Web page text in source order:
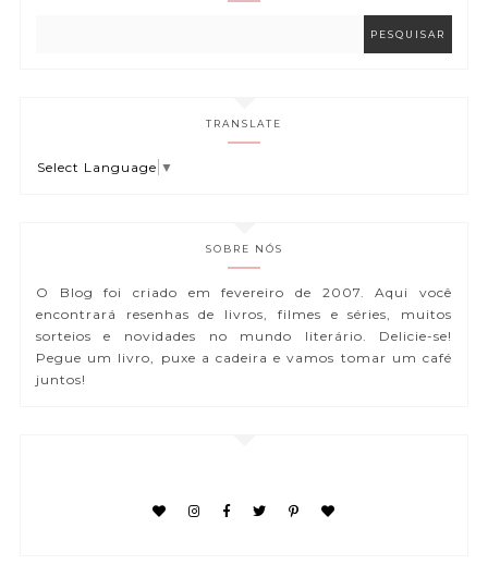
TRANSLATE
Select Language ▼
SOBRE NÓS
O Blog foi criado em fevereiro de 2007. Aqui você
encontrará resenhas de livros, filmes e séries, muitos
sorteios e novidades no mundo literário. Delicie-se!
Pegue um livro, puxe a cadeira e vamos tomar um café
juntos!